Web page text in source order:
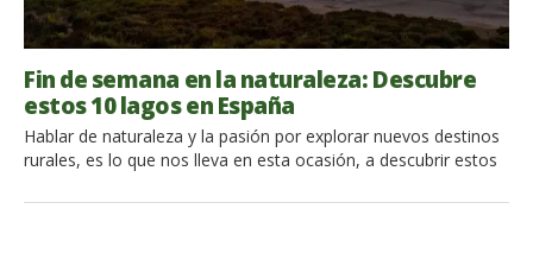
Fin de semana en la naturaleza: Descubre
estos 10 lagos en España
Hablar de naturaleza y la pasión por explorar nuevos destinos
rurales, es lo que nos lleva en esta ocasión, a descubrir estos
podrán formar parte de tus planes de fin de semana o tus